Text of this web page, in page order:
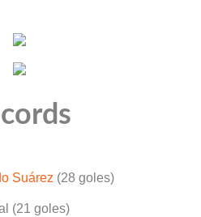
Suárez (28 goles)
(21 goles)